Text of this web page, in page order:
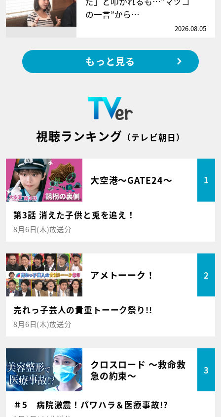
の一言”から…
2026.08.05
もっと見る
視聴ランキング （テレビ朝日）
大空港～GATE24～ 1
第3話 消えた子供と兎を追え！
8月6日(木)放送分
アメトーーク！ 2
売れっ子芸人の貴重トーーク祭り!!
8月6日(木)放送分
クロスロード ～救命救
急の約束～
3
＃5 病院激震！パワハラ＆医療事故!?